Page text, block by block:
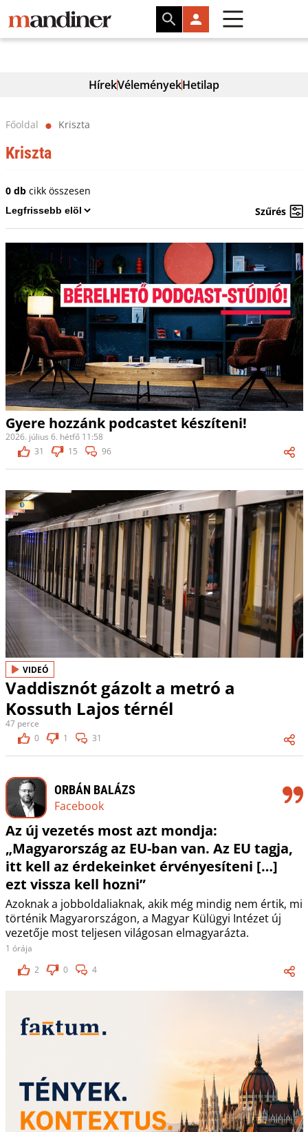
HírekVéleményekHetilap
Főoldal ⬤ Kriszta
Kriszta
0 dbcikk összesen
Szűrés
Gyere hozzánk podcastet készíteni!
2026. július 6. hétfő 11:58
31
15 96
VIDEÓ
Vaddisznót gázolt a metró a
Kossuth Lajos térnél
47 perce
0
1 31
ORBÁN BALÁZS
Facebook
Az új vezetés most azt mondja:
„Magyarország az EU-ban van. Az EU tagja,
itt kell az érdekeinket érvényesíteni […]
ezt vissza kell hozni”
Azoknak a jobboldaliaknak, akik még mindig nem értik, mi
történik Magyarországon, a Magyar Külügyi Intézet új
vezetője most teljesen világosan elmagyarázta.
1 órája
2
0 4